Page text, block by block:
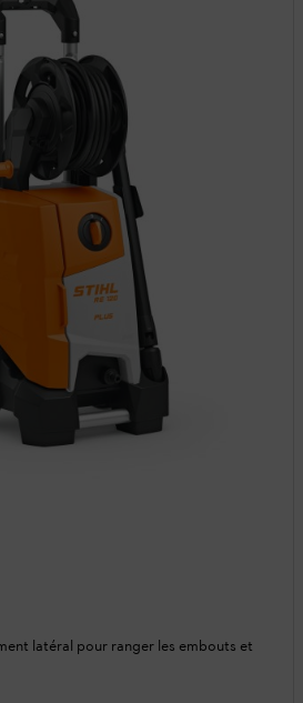
latéral pour ranger les embouts et